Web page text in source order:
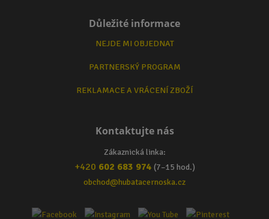
Důležité informace
NEJDE MI OBJEDNAT
PARTNERSKÝ PROGRAM
REKLAMACE A VRÁCENÍ ZBOŽÍ
Kontaktujte nás
Zákaznická linka:
+420 602 683 974 (7–15 hod.)
obchod@hubatacernoska.cz